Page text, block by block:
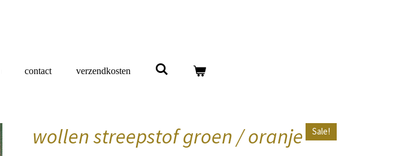
contact verzendkosten
wollen streepstof groen / oranje Sale!